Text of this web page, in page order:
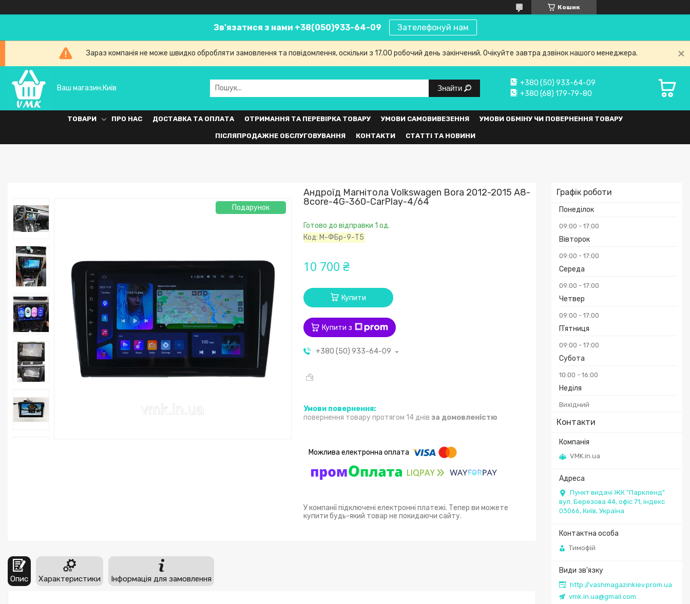
Кошик
Зв'язатися з нами +38(050)933-64-09 Зателефонуй нам
Зараз компанія не може швидко обробляти замовлення та повідомлення, оскільки з 17.00 робочий день закінчений. Очікуйте завтра дзвінок нашого менеджера.
Ваш магазин.Київ Знайти
+380 (50) 933-64-09
+380 (68) 179-79-80
ТОВАРИ ПРО НАС ДОСТАВКА ТА ОПЛАТА ОТРИМАННЯ ТА ПЕРЕВІРКА ТОВАРУ УМОВИ САМОВИВЕЗЕННЯ УМОВИ ОБМІНУ ЧИ ПОВЕРНЕННЯ ТОВАРУ
ПІСЛЯПРОДАЖНЕ ОБСЛУГОВУВАННЯ КОНТАКТИ СТАТТІ ТА НОВИНИ
Графік роботи
Понеділок
09:00 17:00
Вівторок
09:00 17:00
Середа
09:00 17:00
Четвер
09:00 17:00
Пʼятниця
09:00 17:00
Субота
10:00 16:00
Неділя
Вихідний
Контакти
VMK.in.ua
Пункт видачі ЖК "Паркленд"
вул. Березова 44, офіс 71, індекс
03066, Київ, Україна
Тимофій
http://vashmagazinkiev.prom.ua
vmk.in.ua@gmail.com
Подарунок
Андроїд Магнітола Volkswagen Bora 2012-2015 A8-
8core-4G-360-CarPlay-4/64
Готово до відправки 1 од.
Код: М-ФБр-9-Т5
10 700 ₴
Купити
Купити з
+380 (50) 933-64-09
повернення товару протягом 14 днів за домовленістю
У компанії підключені електронні платежі. Тепер ви можете
купити будь-який товар не покидаючи сайту.
Опис Характеристики Інформація для замовлення